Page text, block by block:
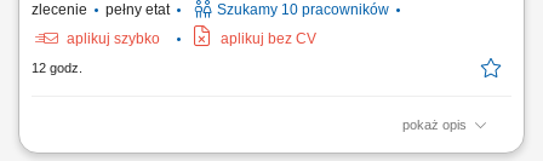
zlecenie
pełny etat
Szukamy 10 pracowników
aplikuj szybko
aplikuj bez CV
12 godz.
pokaż opis
Zakres obowiązków: Obsługa maszyn i urządzeń na linii produkcyjnej;